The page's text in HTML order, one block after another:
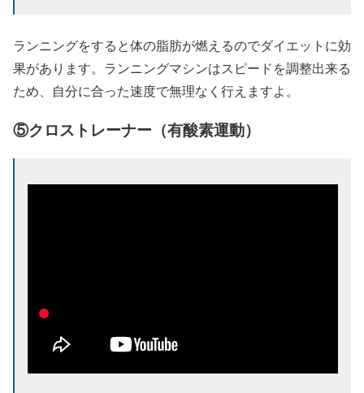
ランニングをすると体の脂肪が燃えるのでダイエットに効
果があります。ランニングマシンはスピードを調整出来る
ため、自分に合った速度で無理なく行えますよ。
⑤クロストレーナー（有酸素運動）